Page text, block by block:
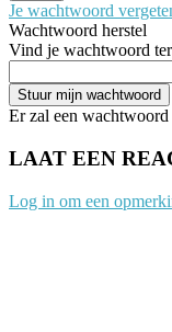
Je wachtwoord
Wachtwoord herstel
Vind je wachtwoord
Er zal een
LAAT EEN
Log in om een